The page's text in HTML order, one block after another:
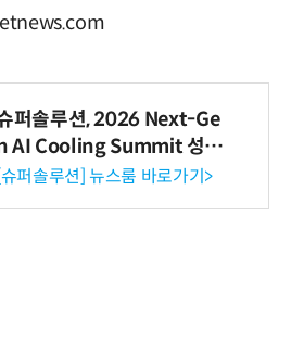
퍼솔루션, 2026 Next-Ge
AI Cooling Summit 성황
성료
퍼솔루션] 뉴스룸 바로가기>